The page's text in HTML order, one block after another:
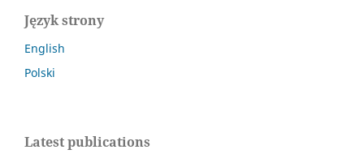
Język strony
English
Polski
Latest publications